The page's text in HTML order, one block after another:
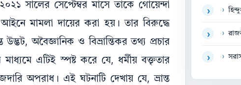
সালের সেপ্টেম্বর মাসে তাকে গোয়েন্দা
মামলা দায়ের করা হয়। তার বিরুদ্ধে
অবৈজ্ঞানিক ও বিভ্রান্তিকর তথ্য প্রচার
এটিই স্পষ্ট করে যে, ধর্মীয় বক্তৃতার
অপরাধ। এই ঘটনাটি দেখায় যে, ভ্রান্ত
› ›
› ›
› ›